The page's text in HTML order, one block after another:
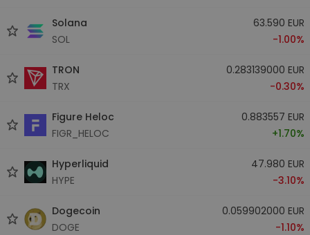
Solana
SOL
63.590 EUR
-1.00%
TRON
TRX
0.283139000 EUR
-0.30%
Figure Heloc
FIGR_HELOC
0.883557 EUR
+1.70%
Hyperliquid
HYPE
47.980 EUR
-3.10%
Dogecoin
DOGE
0.059902000 EUR
-1.10%